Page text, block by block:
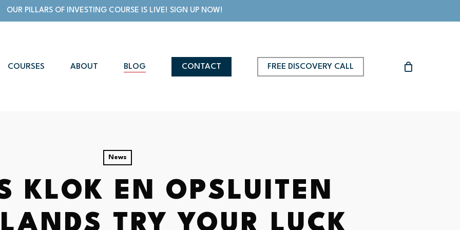
OUR PILLARS OF INVESTING COURSE IS LIVE! SIGN UP NOW!
COURSES ABOUT BLOG CONTACT FREE DISCOVERY CALL
News
KLOK EN OPSLUITEN
TRY YOUR LUCK